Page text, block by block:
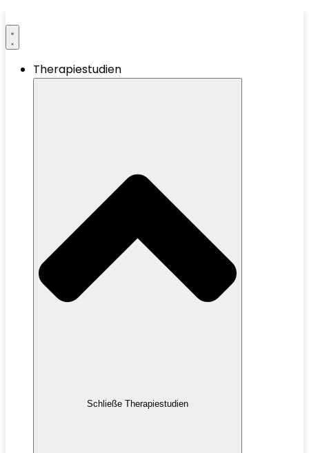
Therapiestudien
Schließe Therapiestudien